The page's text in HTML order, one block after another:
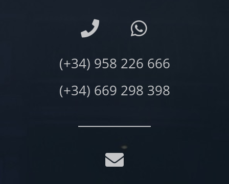
(+34) 958 226 666
(+34) 669 298 398